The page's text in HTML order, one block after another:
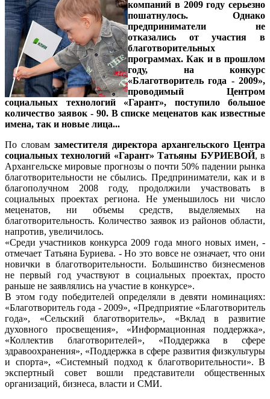
компаний в 2009 году серьезно
пошатнулось. Однако
предприниматели не
отказались от участия в
благотворительных
программах. Как и в прошлом
году, на конкурс
«Благотворитель года - 2009»,
проводимый Центром
социальных технологий «Гарант», поступило большое
количество заявок - 90. В списке меценатов как известные
имена, так и новые лица...
По словам заместителя директора архангельского Центра
социальных технологий «Гарант» Татьяны БУРИЕВОЙ, в
Архангельске мировые прогнозы о почти 50% падении рынка
благотворительности не сбылись. Предприниматели, как и в
благополучном 2008 году, продолжили участвовать в
социальных проектах региона. Не уменьшилось ни число
меценатов, ни объемы средств, выделяемых на
благотворительность. Количество заявок из районов области,
напротив, увеличилось.
«Среди участников конкурса 2009 года много новых имен, -
отмечает Татьяна Буриева. - Но это вовсе не означает, что они
новички в благотворительности. Большинство бизнесменов
не первый год участвуют в социальных проектах, просто
раньше не заявлялись на участие в конкурсе».
В этом году победителей определяли в девяти номинациях:
«Благотворитель года - 2009», «Предприятие «Благотворитель
года», «Сельский благотворитель», «Вклад в развитие
духовного просвещения», «Информационная поддержка»,
«Коллектив благотворителей», «Поддержка в сфере
здравоохранения», «Поддержка в сфере развития физкультуры
и спорта», «Системный подход к благотворительности». В
экспертный совет вошли представители общественных
организаций, бизнеса, власти и СМИ.